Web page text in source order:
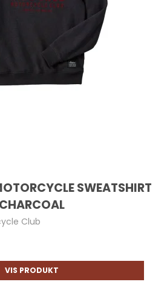
SWEATSHIRT
CHARCOAL
Club
VIS PRODUKT